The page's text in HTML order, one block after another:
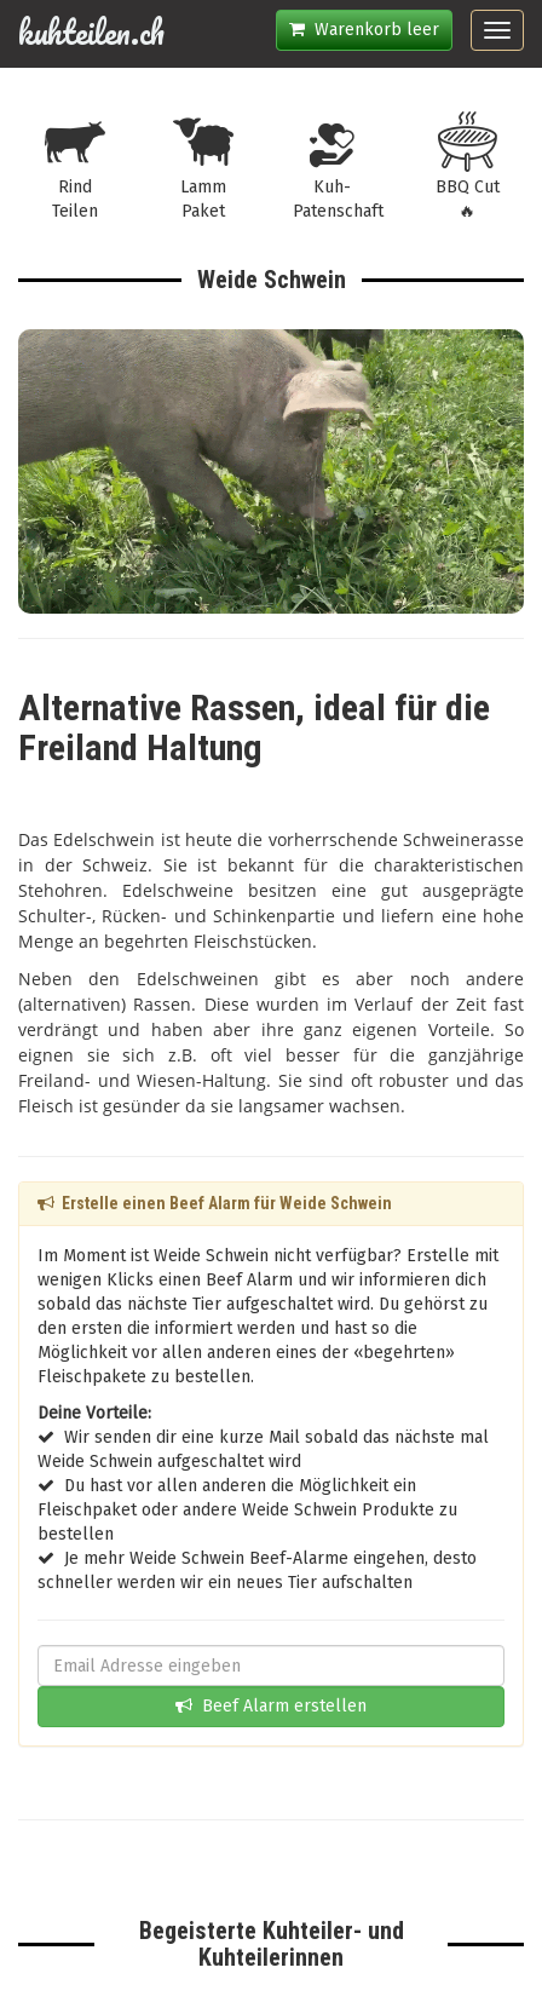
Warenkorb leer
kuhteilen.ch
Rind
Teilen
Lamm
Paket
Kuh-
Patenschaft
BBQ Cut
🔥
Weide Schwein
Alternative Rassen, ideal für die
Freiland Haltung
Das Edelschwein ist heute die vorherrschende Schweinerasse
in der Schweiz. Sie ist bekannt für die charakteristischen
Stehohren. Edelschweine besitzen eine gut ausgeprägte
Schulter-, Rücken- und Schinkenpartie und liefern eine hohe
Menge an begehrten Fleischstücken.
Neben den Edelschweinen gibt es aber noch andere
(alternativen) Rassen. Diese wurden im Verlauf der Zeit fast
verdrängt und haben aber ihre ganz eigenen Vorteile. So
eignen sie sich z.B. oft viel besser für die ganzjährige
Freiland- und Wiesen-Haltung. Sie sind oft robuster und das
Fleisch ist gesünder da sie langsamer wachsen.
Erstelle einen Beef Alarm für Weide Schwein
Im Moment ist Weide Schwein nicht verfügbar? Erstelle mit
wenigen Klicks einen Beef Alarm und wir informieren dich
sobald das nächste Tier aufgeschaltet wird. Du gehörst zu
den ersten die informiert werden und hast so die
Möglichkeit vor allen anderen eines der «begehrten»
Fleischpakete zu bestellen.
Deine Vorteile:
Wir senden dir eine kurze Mail sobald das nächste mal
Weide Schwein aufgeschaltet wird
Du hast vor allen anderen die Möglichkeit ein
Fleischpaket oder andere Weide Schwein Produkte zu
bestellen
Je mehr Weide Schwein Beef-Alarme eingehen, desto
schneller werden wir ein neues Tier aufschalten
Beef Alarm erstellen
Begeisterte Kuhteiler- und
Kuhteilerinnen